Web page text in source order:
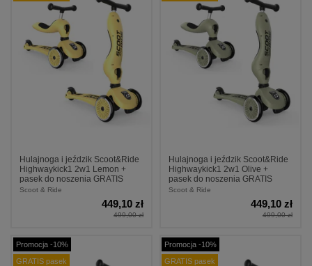
Hulajnoga i jeździk Scoot&Ride
Highwaykick1 2w1 Lemon +
pasek do noszenia GRATIS
Scoot & Ride
449,10 zł
499,00 zł
Hulajnoga i jeździk Scoot&Ride
Highwaykick1 2w1 Olive +
pasek do noszenia GRATIS
Scoot & Ride
449,10 zł
499,00 zł
Promocja -10%
GRATIS pasek
Promocja -10%
GRATIS pasek